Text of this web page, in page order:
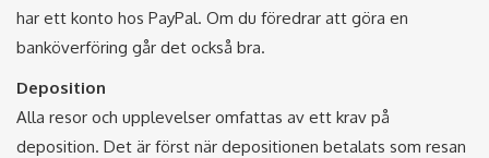
har ett konto hos PayPal. Om du föredrar att göra en
banköverföring går det också bra.
Deposition
Alla resor och upplevelser omfattas av ett krav på
deposition. Det är först när depositionen betalats som resan